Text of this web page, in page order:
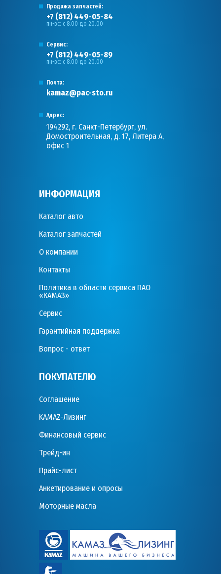
Продажа запчастей:
+7 (812) 449-05-84
пн-вс: с 8.00 до 20.00
Сервис:
+7 (812) 449-05-89
пн-вс: с 8.00 до 20.00
Почта:
kamaz@pac-sto.ru
Адрес:
194292, г. Санкт-Петербург, ул.
Домостроительная, д. 17, Литера А,
офис 1
ИНФОРМАЦИЯ
Каталог авто
Каталог запчастей
О компании
Контакты
Политика в области сервиса ПАО
«КАМАЗ»
Сервис
Гарантийная поддержка
Вопрос - ответ
ПОКУПАТЕЛЮ
Соглашение
KAMAZ-Лизинг
Финансовый сервис
Трейд-ин
Прайс-лист
Анкетирование и опросы
Моторные масла